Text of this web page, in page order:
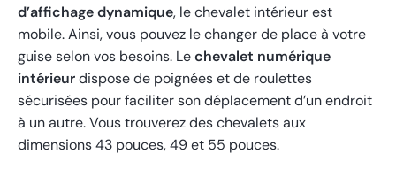
d’affichage dynamique, le chevalet intérieur est
mobile. Ainsi, vous pouvez le changer de place à votre
guise selon vos besoins. Lechevalet numérique
intérieurdispose de poignées et de roulettes
sécurisées pour faciliter son déplacement d’un endroit
à un autre. Vous trouverez des chevalets aux
dimensions 43 pouces, 49 et 55 pouces.